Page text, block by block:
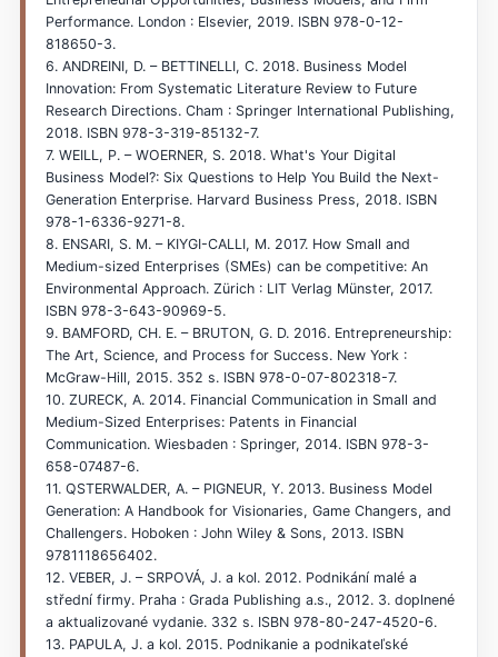
Performance. London : Elsevier, 2019. ISBN 978-0-12-
818650-3.
6. ANDREINI, D. – BETTINELLI, C. 2018. Business Model
Innovation: From Systematic Literature Review to Future
Research Directions. Cham : Springer International Publishing,
2018. ISBN 978-3-319-85132-7.
7. WEILL, P. – WOERNER, S. 2018. What's Your Digital
Business Model?: Six Questions to Help You Build the Next-
Generation Enterprise. Harvard Business Press, 2018. ISBN
978-1-6336-9271-8.
8. ENSARI, S. M. – KIYGI-CALLI, M. 2017. How Small and
Medium-sized Enterprises (SMEs) can be competitive: An
Environmental Approach. Zürich : LIT Verlag Münster, 2017.
ISBN 978-3-643-90969-5.
9. BAMFORD, CH. E. – BRUTON, G. D. 2016. Entrepreneurship:
The Art, Science, and Process for Success. New York :
McGraw-Hill, 2015. 352 s. ISBN 978-0-07-802318-7.
10. ZURECK, A. 2014. Financial Communication in Small and
Medium-Sized Enterprises: Patents in Financial
Communication. Wiesbaden : Springer, 2014. ISBN 978-3-
658-07487-6.
11. QSTERWALDER, A. – PIGNEUR, Y. 2013. Business Model
Generation: A Handbook for Visionaries, Game Changers, and
Challengers. Hoboken : John Wiley & Sons, 2013. ISBN
9781118656402.
12. VEBER, J. – SRPOVÁ, J. a kol. 2012. Podnikání malé a
střední firmy. Praha : Grada Publishing a.s., 2012. 3. doplnené
a aktualizované vydanie. 332 s. ISBN 978-80-247-4520-6.
13. PAPULA, J. a kol. 2015. Podnikanie a podnikateľské